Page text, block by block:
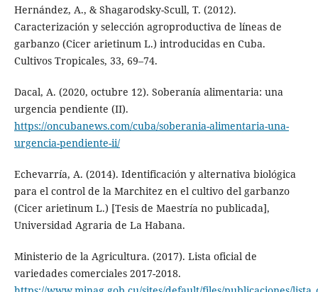
Hernández, A., & Shagarodsky-Scull, T. (2012).
Caracterización y selección agroproductiva de líneas de
garbanzo (Cicer arietinum L.) introducidas en Cuba.
Cultivos Tropicales, 33, 69–74.
Dacal, A. (2020, octubre 12). Soberanía alimentaria: una
urgencia pendiente (II).
https://oncubanews.com/cuba/soberania-alimentaria-una-
urgencia-pendiente-ii/
Echevarría, A. (2014). Identificación y alternativa biológica
para el control de la Marchitez en el cultivo del garbanzo
(Cicer arietinum L.) [Tesis de Maestría no publicada],
Universidad Agraria de La Habana.
Ministerio de la Agricultura. (2017). Lista oficial de
variedades comerciales 2017-2018.